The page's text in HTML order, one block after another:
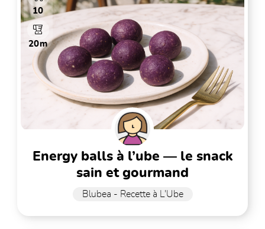
10
20m
energy balls à l’ube — le snack
sain et gourmand
Blubea - Recette à L'Ube